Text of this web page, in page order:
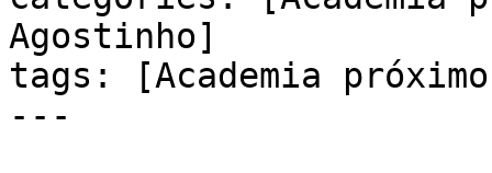
Agostinho]
tags: [Academia
---